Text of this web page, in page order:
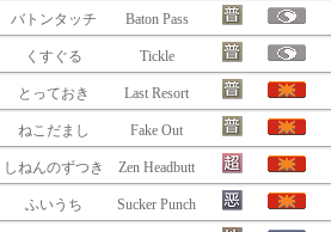
バトンタッチ Baton Pass
くすぐる Tickle
とっておき Last Resort
ねこだまし Fake Out
しねんのずつき Zen Headbutt
ふいうち Sucker Punch